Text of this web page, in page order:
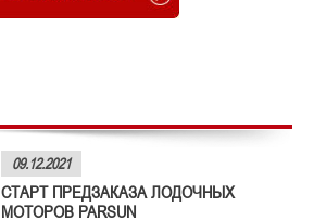
09.12.2021
СТАРТ ПРЕДЗАКАЗА ЛОДОЧНЫХ
МОТОРОВ PARSUN